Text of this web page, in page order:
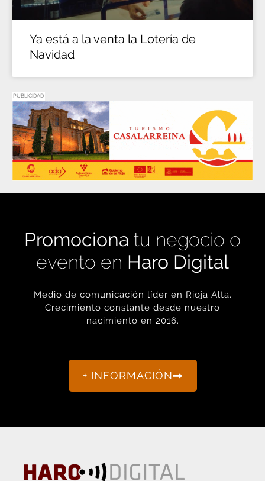
Ya está a la venta la Lotería de
Navidad
PUBLICIDAD
Promociona tu negocio o
evento en Haro Digital
Medio de comunicación líder en Rioja Alta.
Crecimiento constante desde nuestro
nacimiento en 2016.
+ INFORMACIÓN